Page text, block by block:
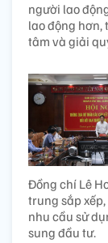
người lao
lao động
tâm và giải
Đồng chí Lê
trung sắp
nhu cầu sử
sung đầu tư.